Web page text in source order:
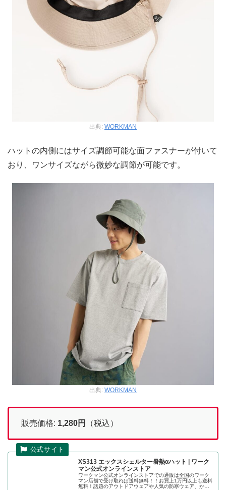
出典: WORKMAN
ハットの内側にはサイズ調節可能な面ファスナーが付いて
おり、ワンサイズながら微妙な調節が可能です。
出典: WORKMAN
販売価格: 1,280円 （税込）
XS313 エックスシェルター暑熱αハット | ワーク
マン公式オンラインストア
ワークマン公式オンラインストアでの通販は全国のワーク
マン店舗で受け取れば送料無料！！お買上1万円以上も送料
無料！話題のアウトドアウェアや人気の防寒ウェア、かっ